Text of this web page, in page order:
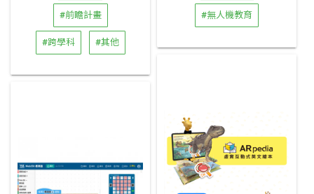
#前瞻計畫
#跨學科 #其他
#無人機教育